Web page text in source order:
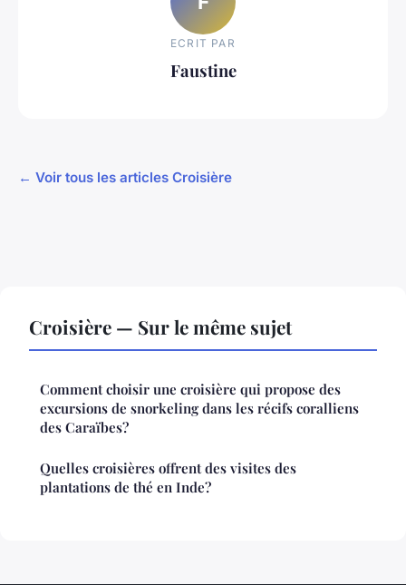
ECRIT PAR
Faustine
← Voir tous les articles Croisière
Croisière — Sur le même sujet
Comment choisir une croisière qui propose des
excursions de snorkeling dans les récifs coralliens
des Caraïbes?
Quelles croisières offrent des visites des
plantations de thé en Inde?